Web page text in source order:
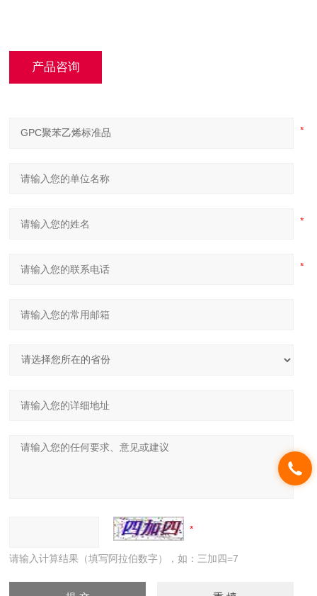
产品咨询
请输入计算结果（填写阿拉伯数字），如：三加四=7